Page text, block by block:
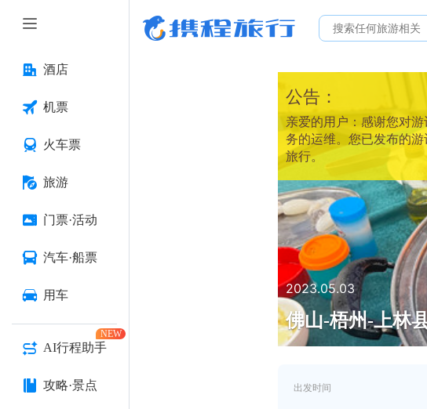
酒店
机票
火车票
旅游
门票·活动
汽车·船票
用车
AI行程助手
NEW
攻略·景点
公告：
亲爱的用户：感谢您对
务的运维。您已发布的
旅行。
2023.05.03
佛山-梧州-上林
出发时间